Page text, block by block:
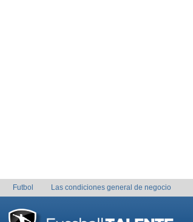
Futbol Las condiciones general de negocio